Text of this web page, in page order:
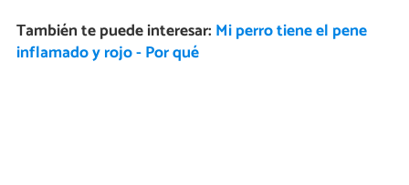
También te puede interesar: Mi perro tiene el pene
inflamado y rojo - Por qué